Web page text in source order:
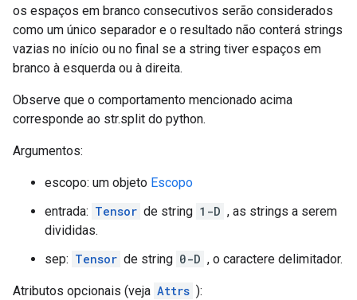
os espaços em branco consecutivos serão considerados
como um único separador e o resultado não conterá strings
vazias no início ou no final se a string tiver espaços em
branco à esquerda ou à direita.
Observe que o comportamento mencionado acima
corresponde ao str.split do python.
Argumentos:
escopo: um objeto Escopo
entrada: Tensor de string 1-D , as strings a serem
divididas.
sep: Tensor de string 0-D , o caractere delimitador.
Atributos opcionais (veja Attrs ):